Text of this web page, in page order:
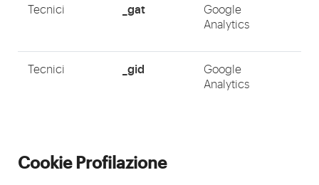
Tecnici _gat
Google
Analytics
Tecnici _gid
Google
Analytics
Cookie Profilazione